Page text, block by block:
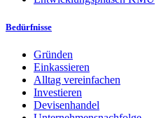
Bedürfnisse
Gründen
Einkassieren
Alltag vereinfachen
Investieren
Devisenhandel